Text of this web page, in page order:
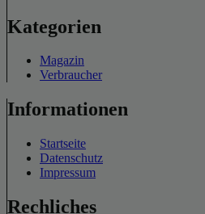
Kategorien
Magazin
Verbraucher
Informationen
Startseite
Datenschutz
Impressum
Rechliches